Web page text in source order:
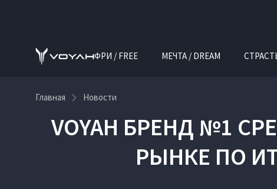
ФРИ / FREE МЕЧТА / DREAM
Главная Новости
VOYAH БРЕНД №1
РЫНКЕ ПО